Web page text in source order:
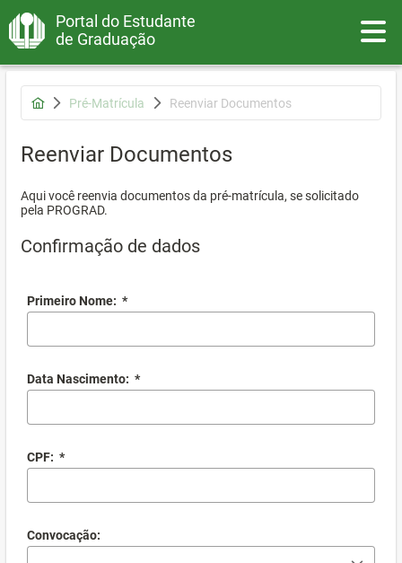
Portal do Estudante
de Graduação
Pré-Matrícula Reenviar Documentos
Reenviar Documentos
Aqui você reenvia documentos da pré-matrícula, se solicitado
pela PROGRAD.
Confirmação de dados
Primeiro Nome: *
Data Nascimento: *
CPF: *
Convocação: